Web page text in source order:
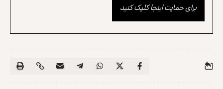
برای حمایت اینجا کلیک کنید